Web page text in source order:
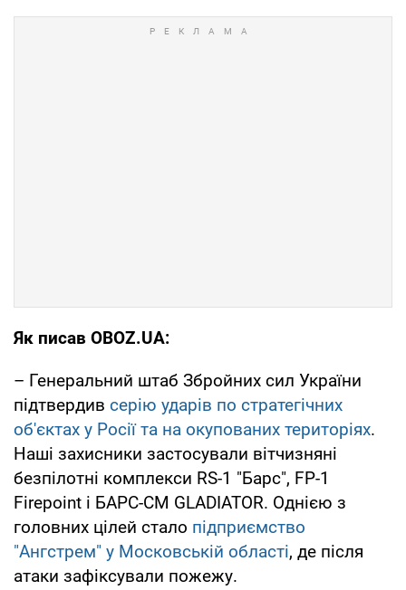
Як писав OBOZ.UA:
– Генеральний штаб Збройних сил України
підтвердив серію ударів по стратегічних
об'єктах у Росії та на окупованих територіях.
Наші захисники застосували вітчизняні
безпілотні комплекси RS-1 "Барс", FP-1
Firepoint і БАРС-СМ GLADIATOR. Однією з
головних цілей стало підприємство
"Ангстрем" у Московській області, де після
атаки зафіксували пожежу.